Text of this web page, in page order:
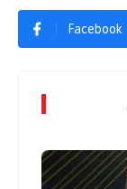
Facebook